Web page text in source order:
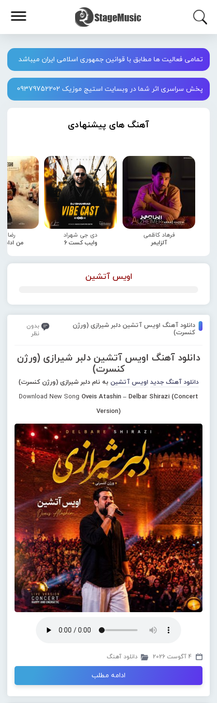
تمامی فعالیت ها مطابق با قوانین جمهوری اسلامی ایران میباشد
پخش سراسری اثر شما در وبسایت استیج موزیک 09379752202
آهنگ های پیشنهادی
فرهاد کاظمی
آلزایمر
دی جی شهراد
وایب کست 6
رضا
من
اویس آتشین
دانلود آهنگ اویس آتشین دلبر شیرازی (ورژن
کنسرت)
بدون
نظر
دانلود آهنگ اویس آتشین دلبر شیرازی (ورژن
کنسرت)
دانلود آهنگ جدید اویس آتشین به نام دلبر شیرازی (ورژن کنسرت)
Download New Song Oveis Atashin – Delbar Shirazi (Concert
Version)
4 آگوست 2026 دانلود آهنگ
ادامه مطلب